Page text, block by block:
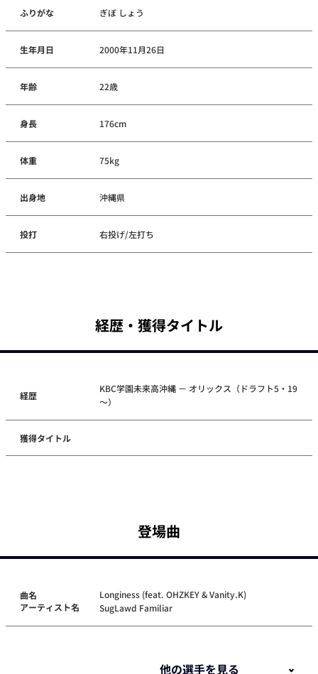
ふりがな ぎぼ しょう
生年月日 2000年11月26日
年齢 22歳
身長 176cm
体重 75kg
出身地 沖縄県
投打 右投げ/左打ち
経歴・獲得タイトル
経歴
KBC学園未来高沖縄 － オリックス（ドラフト5・19
～）
獲得タイトル
登場曲
曲名
アーティスト名
Longiness (feat. OHZKEY & Vanity.K)
SugLawd Familiar